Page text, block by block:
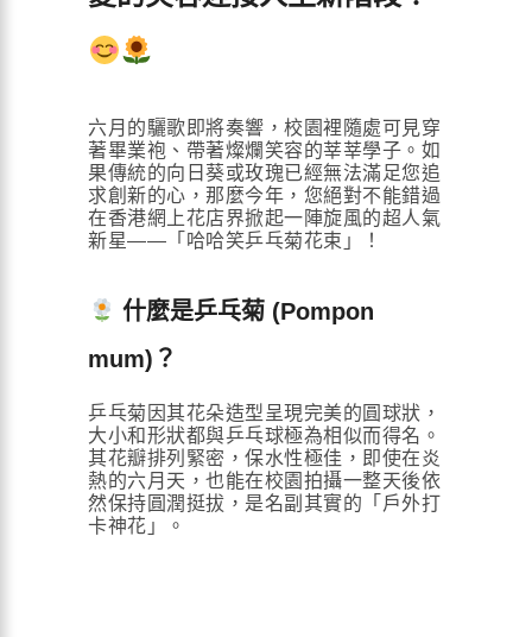
六月的驪歌即將奏響，校園裡隨處可見穿
著畢業袍、帶著燦爛笑容的莘莘學子。如
果傳統的向日葵或玫瑰已經無法滿足您追
求創新的心，那麼今年，您絕對不能錯過
在香港網上花店界掀起一陣旋風的超人氣
新星——「哈哈笑乒乓菊花束」！
什麼是乒乓菊 (Pompon
mum)？
乒乓菊因其花朵造型呈現完美的圓球狀，
大小和形狀都與乒乓球極為相似而得名。
其花瓣排列緊密，保水性極佳，即使在炎
熱的六月天，也能在校園拍攝一整天後依
然保持圓潤挺拔，是名副其實的「戶外打
卡神花」。